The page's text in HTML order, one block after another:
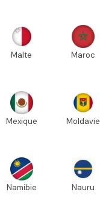
Malte Maroc
Mexique Moldavie
Namibie Nauru